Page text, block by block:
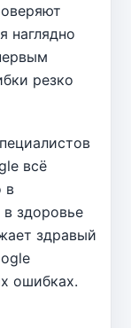
наглядно
резко
всё
в
здоровье
здравый
ошибках.